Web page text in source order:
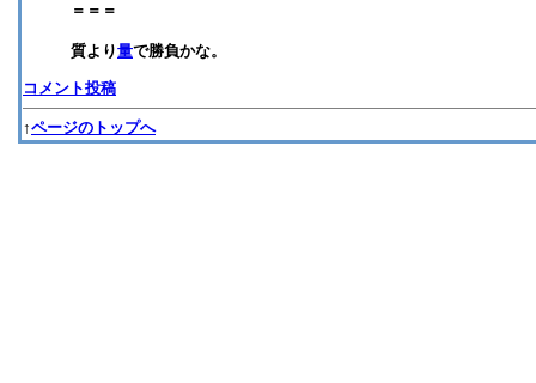
＝＝＝
質より量で勝負かな。
コメント投稿
↑ページのトップへ